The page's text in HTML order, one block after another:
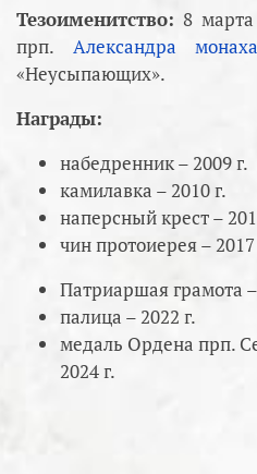
Тезоименитство: 8
прп. Александра монаха
«Неусыпающих».
Награды:
набедренник – 2009 г.
камилавка – 2010 г.
наперсный крест –
чин протоиерея – 2017
Патриаршая грамота –
палица – 2022 г.
медаль Ордена прп.
2024 г.